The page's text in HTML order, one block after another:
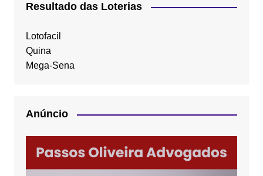
Resultado das Loterias
Lotofacil
Quina
Mega-Sena
Anúncio